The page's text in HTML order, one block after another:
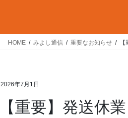
HOME みよし通信 重要なお知らせ
2026年7月1日
【重要】発送休